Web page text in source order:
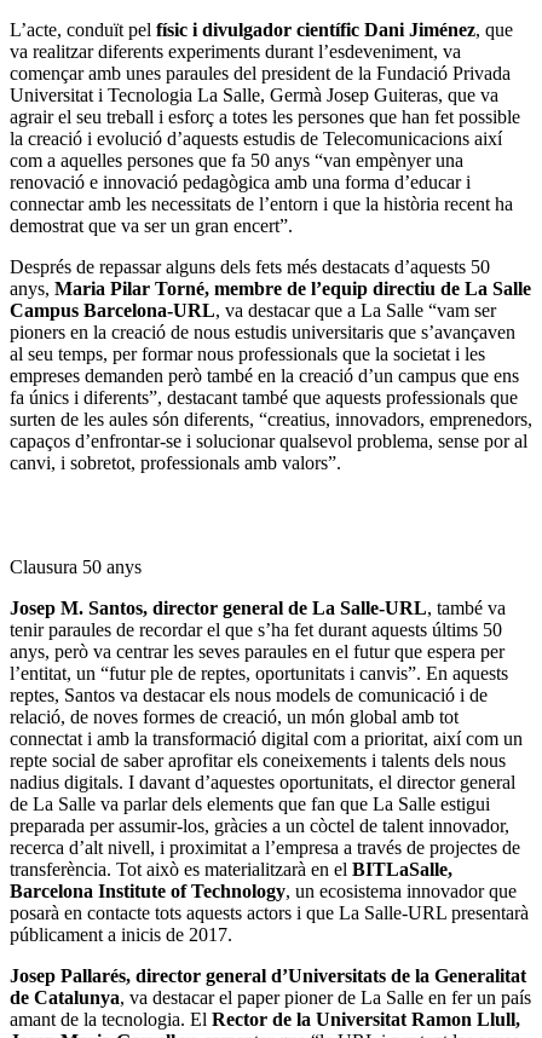
L’acte, conduït pel físic i divulgador científic Dani Jiménez, que
va realitzar diferents experiments durant l’esdeveniment, va
començar amb unes paraules del president de la Fundació Privada
Universitat i Tecnologia La Salle, Germà Josep Guiteras, que va
agrair el seu treball i esforç a totes les persones que han fet possible
la creació i evolució d’aquests estudis de Telecomunicacions així
com a aquelles persones que fa 50 anys “van empènyer una
renovació e innovació pedagògica amb una forma d’educar i
connectar amb les necessitats de l’entorn i que la història recent ha
demostrat que va ser un gran encert”.
Després de repassar alguns dels fets més destacats d’aquests 50
anys, Maria Pilar Torné, membre de l’equip directiu de La Salle
Campus Barcelona-URL, va destacar que a La Salle “vam ser
pioners en la creació de nous estudis universitaris que s’avançaven
al seu temps, per formar nous professionals que la societat i les
empreses demanden però també en la creació d’un campus que ens
fa únics i diferents”, destacant també que aquests professionals que
surten de les aules són diferents, “creatius, innovadors, emprenedors,
capaços d’enfrontar-se i solucionar qualsevol problema, sense por al
canvi, i sobretot, professionals amb valors”.
Clausura 50 anys
Josep M. Santos, director general de La Salle-URL, també va
tenir paraules de recordar el que s’ha fet durant aquests últims 50
anys, però va centrar les seves paraules en el futur que espera per
l’entitat, un “futur ple de reptes, oportunitats i canvis”. En aquests
reptes, Santos va destacar els nous models de comunicació i de
relació, de noves formes de creació, un món global amb tot
connectat i amb la transformació digital com a prioritat, així com un
repte social de saber aprofitar els coneixements i talents dels nous
nadius digitals. I davant d’aquestes oportunitats, el director general
de La Salle va parlar dels elements que fan que La Salle estigui
preparada per assumir-los, gràcies a un còctel de talent innovador,
recerca d’alt nivell, i proximitat a l’empresa a través de projectes de
transferència. Tot això es materialitzarà en el BITLaSalle,
Barcelona Institute of Technology, un ecosistema innovador que
posarà en contacte tots aquests actors i que La Salle-URL presentarà
públicament a inicis de 2017.
Josep Pallarés, director general d’Universitats de la Generalitat
de Catalunya, va destacar el paper pioner de La Salle en fer un país
amant de la tecnologia. El Rector de la Universitat Ramon Llull,